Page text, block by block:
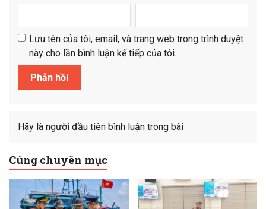
Lưu tên của tôi, email, và trang web trong trình duyệt
này cho lần bình luận kế tiếp của tôi.
Hãy là người đầu tiên bình luận trong bài
Cùng chuyên mục